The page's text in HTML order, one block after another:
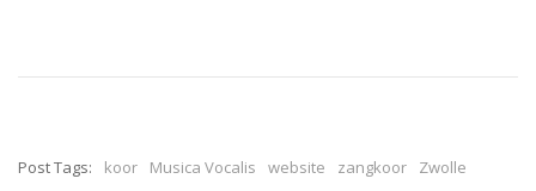
Post Tags: koor Musica Vocalis website zangkoor
Zwolle